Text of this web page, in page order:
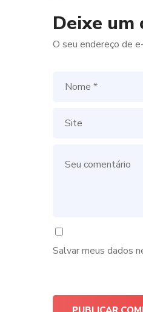
Deixe um
O seu endereço de
Salvar meus dados